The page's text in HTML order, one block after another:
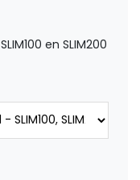
en SLIM200